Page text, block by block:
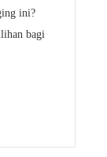
ini?
bagi